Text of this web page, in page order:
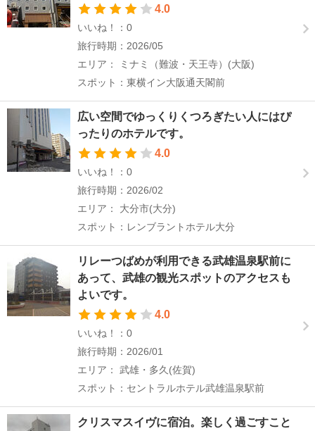
4.0
いいね！：0
旅行時期：2026/05
エリア： ミナミ（難波・天王寺）(大阪)
スポット：東横イン大阪通天閣前
広い空間でゆっくりくつろぎたい人にはぴ
ったりのホテルです。
4.0
いいね！：0
旅行時期：2026/02
エリア： 大分市(大分)
スポット：レンブラントホテル大分
リレーつばめが利用できる武雄温泉駅前に
あって、武雄の観光スポットのアクセスも
よいです。
4.0
いいね！：0
旅行時期：2026/01
エリア： 武雄・多久(佐賀)
スポット：セントラルホテル武雄温泉駅前
クリスマスイヴに宿泊。楽しく過ごすこと